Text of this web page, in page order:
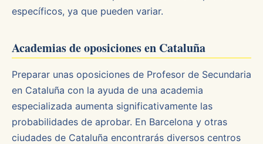
específicos, ya que pueden variar.
Academias de oposiciones en Cataluña
Preparar unas oposiciones de Profesor de Secundaria
en Cataluña con la ayuda de una academia
especializada aumenta significativamente las
probabilidades de aprobar. En Barcelona y otras
ciudades de Cataluña encontrarás diversos centros